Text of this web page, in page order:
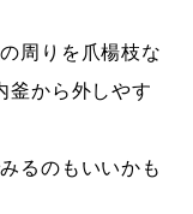
周りを爪楊枝な
釜から外しやす
るのもいいかも